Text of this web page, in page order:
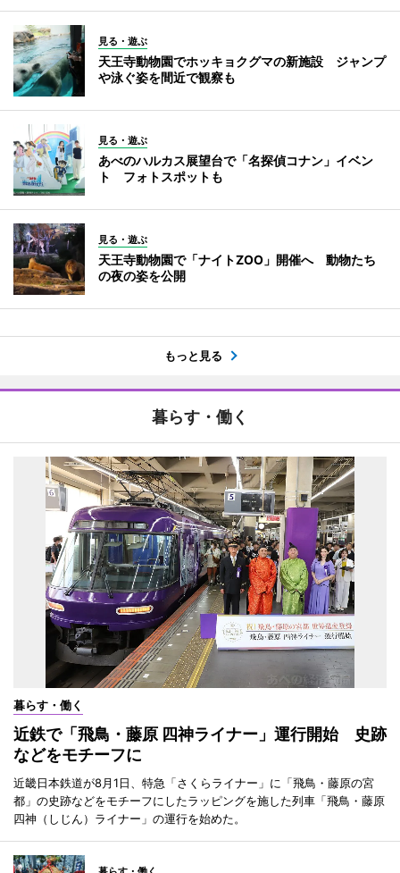
見る・遊ぶ
天王寺動物園でホッキョクグマの新施設 ジャンプ
や泳ぐ姿を間近で観察も
見る・遊ぶ
あべのハルカス展望台で「名探偵コナン」イベン
ト フォトスポットも
見る・遊ぶ
天王寺動物園で「ナイトZOO」開催へ 動物たち
の夜の姿を公開
もっと見る
暮らす・働く
暮らす・働く
近鉄で「飛鳥・藤原 四神ライナー」運行開始 史跡
などをモチーフに
近畿日本鉄道が8月1日、特急「さくらライナー」に「飛鳥・藤原の宮
都」の史跡などをモチーフにしたラッピングを施した列車「飛鳥・藤原
四神（しじん）ライナー」の運行を始めた。